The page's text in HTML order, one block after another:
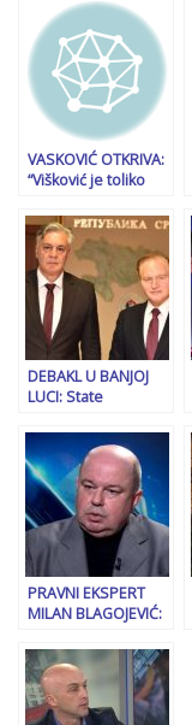
VASKOVIĆ OTKRIVA:
“Višković je toliko
zahtijeva da ga kući
vozi…”
DEBAKL U BANJOJ
LUCI: State
potvrdio – sve je bila
prevara…
PRAVNI EKSPERT
MILAN BLAGOJEVIĆ:
Republici Srpskoj
imamo…”